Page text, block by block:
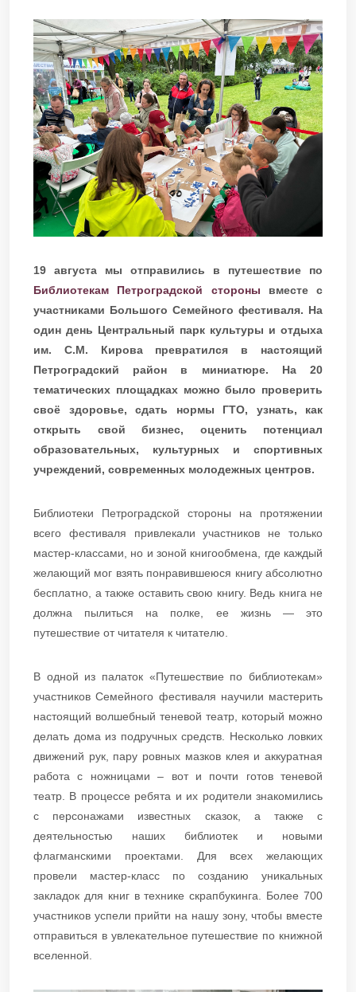
19 августа мы отправились в путешествие по
Библиотекам Петроградской стороны вместе с
участниками Большого Семейного фестиваля. На
один день Центральный парк культуры и отдыха
им. С.М. Кирова превратился в настоящий
Петроградский район в миниатюре. На 20
тематических площадках можно было проверить
своё здоровье, сдать нормы ГТО, узнать, как
открыть свой бизнес, оценить потенциал
образовательных, культурных и спортивных
учреждений, современных молодежных центров.
Библиотеки Петроградской стороны на протяжении
всего фестиваля привлекали участников не только
мастер-классами, но и зоной книгообмена, где каждый
желающий мог взять понравившеюся книгу абсолютно
бесплатно, а также оставить свою книгу. Ведь книга не
должна пылиться на полке, ее жизнь — это
путешествие от читателя к читателю.
В одной из палаток «Путешествие по библиотекам»
участников Семейного фестиваля научили мастерить
настоящий волшебный теневой театр, который можно
делать дома из подручных средств. Несколько ловких
движений рук, пару ровных мазков клея и аккуратная
работа с ножницами – вот и почти готов теневой
театр. В процессе ребята и их родители знакомились
с персонажами известных сказок, а также с
деятельностью наших библиотек и новыми
флагманскими проектами. Для всех желающих
провели мастер-класс по созданию уникальных
закладок для книг в технике скрапбукинга. Более 700
участников успели прийти на нашу зону, чтобы вместе
отправиться в увлекательное путешествие по книжной
вселенной.